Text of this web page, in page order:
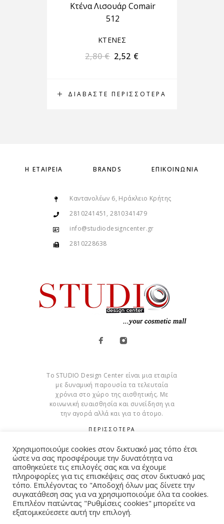
ΔΙΑΒΆΣΤΕ ΠΕΡΙΣΣΌΤΕΡΑ
Κτένα Λισουάρ Comair
512
ΚΤΕΝΕΣ
2,80€ 2,52 €
Η ΕΤΑΙΡΕΊΑ BRANDS ΕΠΙΚΟΙΝΩΝΊΑ
Καντανολέων 6, Ηράκλειο Κρήτης
2810241451, 2810341479
info@studiodesigncenter.gr
2810228638
Το STUDIO Design Center είναι μια εταιρία
με δυναμική παρουσία τα τελευταία
χρόνια στο χώρο της αισθητικής. Με
κοινωνική ευαισθησία και συνείδηση για
την αγορά αλλά και για το άτομο.
ΠΕΡΙΣΣΟΤΕΡΑ
Cookies
© Copyright 2015 – 2026 . All Rights Reserved. Developed By
iWorx
Χρησιμοποιούμε cookies στον δικτυακό μας τόπο έτσι
ώστε να σας προσφέρουμε την δυνατότητα να
αποθηκεύετε τις επιλογές σας και να έχουμε
πληροφορίες για τις επισκέψεις σας στον δικτυακό μας
τόπο. Επιλέγοντας το "Αποδοχή όλων μας δίνετε την
συγκατάθεση σας για να χρησιμοποιούμε όλα τα cookies.
Επιπλέον πατώντας "Ρυθμίσεις cookies" μπορείτε να
εξατομικεύεσετε αυτή την επιλογή.